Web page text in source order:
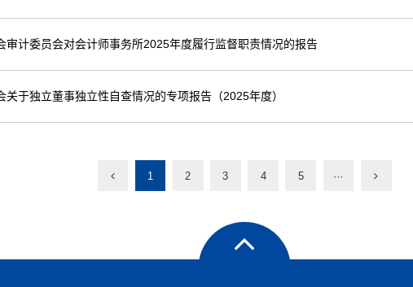
计委员会对会计师事务所2025年度履行监督职责情况的报告
于独立董事独立性自查情况的专项报告（2025年度）
1 2 3 4 5 ···